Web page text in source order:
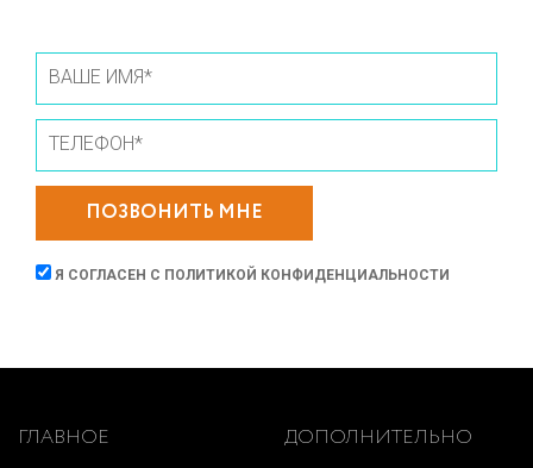
ПОЗВОНИТЬ МНЕ
Я СОГЛАСЕН С ПОЛИТИКОЙ КОНФИДЕНЦИАЛЬНОСТИ
ГЛАВНОЕ
ДОПОЛНИТЕЛЬНО